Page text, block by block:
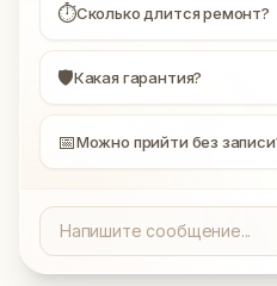
⏱Сколько длится ремонт?
🛡Какая гарантия?
📅Можно прийти без